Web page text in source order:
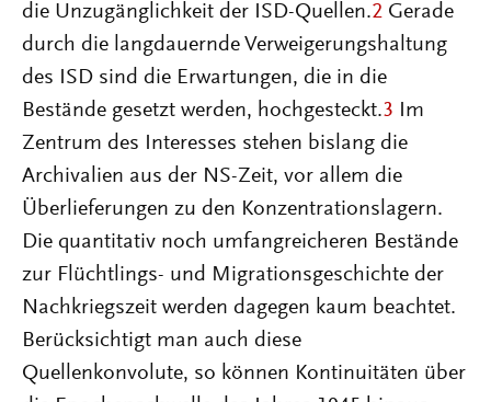
die Unzugänglichkeit der ISD-Quellen.2 Gerade
durch die langdauernde Verweigerungshaltung
des ISD sind die Erwartungen, die in die
Bestände gesetzt werden, hochgesteckt.3 Im
Zentrum des Interesses stehen bislang die
Archivalien aus der NS-Zeit, vor allem die
Überlieferungen zu den Konzentrationslagern.
Die quantitativ noch umfangreicheren Bestände
zur Flüchtlings- und Migrationsgeschichte der
Nachkriegszeit werden dagegen kaum beachtet.
Berücksichtigt man auch diese
Quellenkonvolute, so können Kontinuitäten über